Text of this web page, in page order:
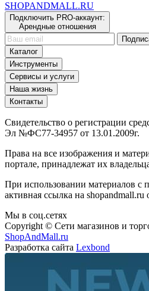
SHOPANDMALL.RU
Подключить PRO-аккаунт:
Арендные отношения
Каталог
Инструменты
Сервисы и услуги
Наша жизнь
Контакты
Свидетельство о регистрации
Права на все изображения и
портале, принадлежат их
При использовании материалов с
активная ссылка на shopandmall.ru
Мы в соц.сетях
Copyright © Сети магазинов и
ShopAndMall.ru
Разработка сайтаLexbond